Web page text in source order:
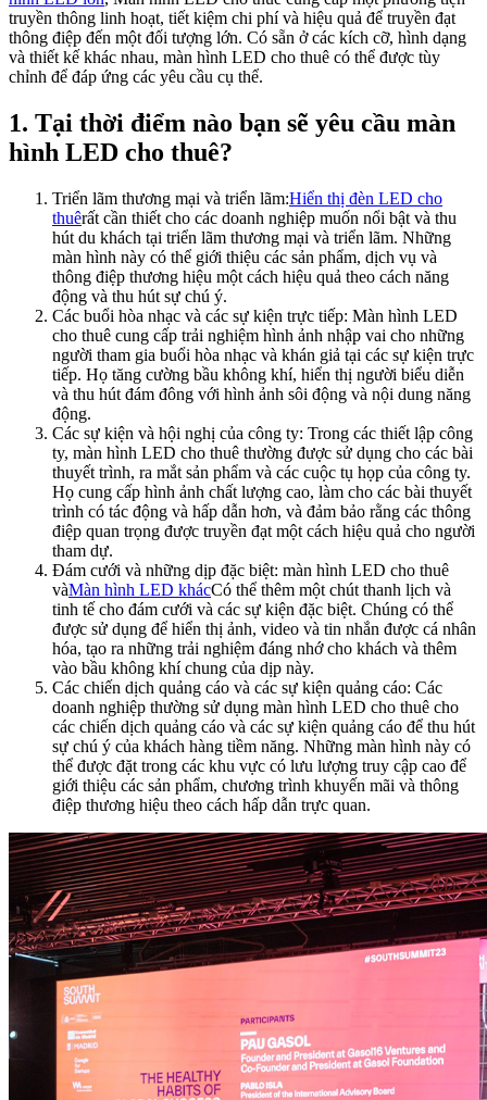
truyền thông linh hoạt, tiết kiệm chi phí và hiệu quả để truyền đạt
thông điệp đến một đối tượng lớn. Có sẵn ở các kích cỡ, hình dạng
và thiết kế khác nhau, màn hình LED cho thuê có thể được tùy
chỉnh để đáp ứng các yêu cầu cụ thể.
1. Tại thời điểm nào bạn sẽ yêu cầu màn
hình LED cho thuê?
Triển lãm thương mại và triển lãm:Hiển thị đèn LED cho
thuêrất cần thiết cho các doanh nghiệp muốn nổi bật và thu
hút du khách tại triển lãm thương mại và triển lãm. Những
màn hình này có thể giới thiệu các sản phẩm, dịch vụ và
thông điệp thương hiệu một cách hiệu quả theo cách năng
động và thu hút sự chú ý.
Các buổi hòa nhạc và các sự kiện trực tiếp: Màn hình LED
cho thuê cung cấp trải nghiệm hình ảnh nhập vai cho những
người tham gia buổi hòa nhạc và khán giả tại các sự kiện trực
tiếp. Họ tăng cường bầu không khí, hiển thị người biểu diễn
và thu hút đám đông với hình ảnh sôi động và nội dung năng
động.
Các sự kiện và hội nghị của công ty: Trong các thiết lập công
ty, màn hình LED cho thuê thường được sử dụng cho các bài
thuyết trình, ra mắt sản phẩm và các cuộc tụ họp của công ty.
Họ cung cấp hình ảnh chất lượng cao, làm cho các bài thuyết
trình có tác động và hấp dẫn hơn, và đảm bảo rằng các thông
điệp quan trọng được truyền đạt một cách hiệu quả cho người
tham dự.
Đám cưới và những dịp đặc biệt: màn hình LED cho thuê
vàMàn hình LED khácCó thể thêm một chút thanh lịch và
tinh tế cho đám cưới và các sự kiện đặc biệt. Chúng có thể
được sử dụng để hiển thị ảnh, video và tin nhắn được cá nhân
hóa, tạo ra những trải nghiệm đáng nhớ cho khách và thêm
vào bầu không khí chung của dịp này.
Các chiến dịch quảng cáo và các sự kiện quảng cáo: Các
doanh nghiệp thường sử dụng màn hình LED cho thuê cho
các chiến dịch quảng cáo và các sự kiện quảng cáo để thu hút
sự chú ý của khách hàng tiềm năng. Những màn hình này có
thể được đặt trong các khu vực có lưu lượng truy cập cao để
giới thiệu các sản phẩm, chương trình khuyến mãi và thông
điệp thương hiệu theo cách hấp dẫn trực quan.